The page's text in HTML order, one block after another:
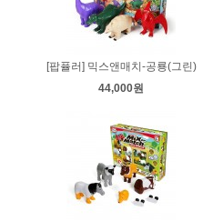
[팝퓰러] 믹스앤매치-공룡(그린)
44,000원